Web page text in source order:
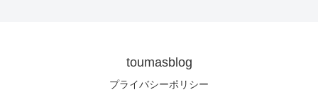
toumasblog
プライバシーポリシー